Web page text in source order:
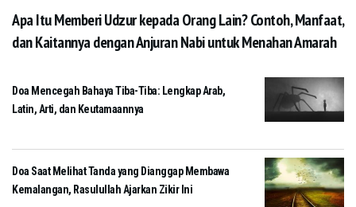
Apa Itu Memberi Udzur kepada Orang Lain? Contoh, Manfaat,
dan Kaitannya dengan Anjuran Nabi untuk Menahan Amarah
Doa Mencegah Bahaya Tiba-Tiba: Lengkap Arab,
Latin, Arti, dan Keutamaannya
Doa Saat Melihat Tanda yang Dianggap Membawa
Kemalangan, Rasulullah Ajarkan Zikir Ini